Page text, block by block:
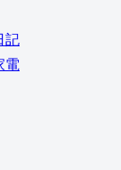
記
電